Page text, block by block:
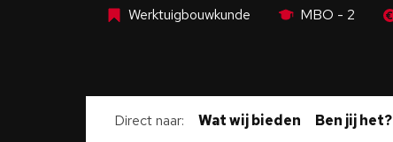
Werktuigbouwkunde MBO - 2
Direct naar Wat wij bieden Ben jij het?